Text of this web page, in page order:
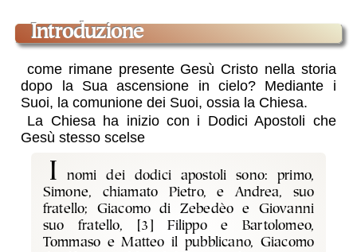
introduzione
come rimane presente Gesù Cristo nella storia
dopo la Sua ascensione in cielo? Mediante i
Suoi, la comunione dei Suoi, ossia la Chiesa.
La Chiesa ha inizio con i Dodici Apostoli che
Gesù stesso scelse
I nomi dei dodici apostoli sono: primo,
Simone, chiamato Pietro, e Andrea, suo
fratello; Giacomo di Zebedèo e Giovanni
suo fratello, [3] Filippo e Bartolomeo,
Tommaso e Matteo il pubblicano, Giacomo